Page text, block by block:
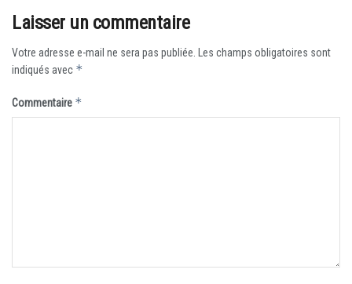
Laisser un commentaire
Votre adresse e-mail ne sera pas publiée.
Les champs obligatoires sont
indiqués avec *
Commentaire *